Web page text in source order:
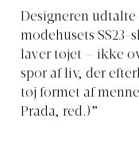
Designeren
modehusets
laver tøjet – ikke
spor af liv, der
tøj formet af
Prada, red.)”